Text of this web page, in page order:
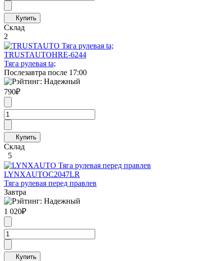
Склад
2
TRUSTAUTOHRE-6244
Тяга рулевая ta;
Послезавтра после 17:00
790₽
Склад
5
LYNXAUTOC2047LR
Тяга рулевая перед правлев
Завтра
1 020₽